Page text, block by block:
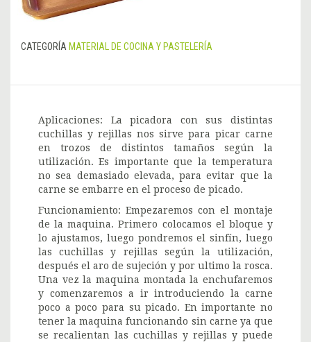
CATEGORÍA MATERIAL DE COCINA Y PASTELERÍA
Aplicaciones: La picadora con sus distintas
cuchillas y rejillas nos sirve para picar carne
en trozos de distintos tamaños según la
utilización. Es importante que la temperatura
no sea demasiado elevada, para evitar que la
carne se embarre en el proceso de picado.
Funcionamiento: Empezaremos con el montaje
de la maquina. Primero colocamos el bloque y
lo ajustamos, luego pondremos el sinfín, luego
las cuchillas y rejillas según la utilización,
después el aro de sujeción y por ultimo la rosca.
Una vez la maquina montada la enchufaremos
y comenzaremos a ir introduciendo la carne
poco a poco para su picado. En importante no
tener la maquina funcionando sin carne ya que
se recalientan las cuchillas y rejillas y puede